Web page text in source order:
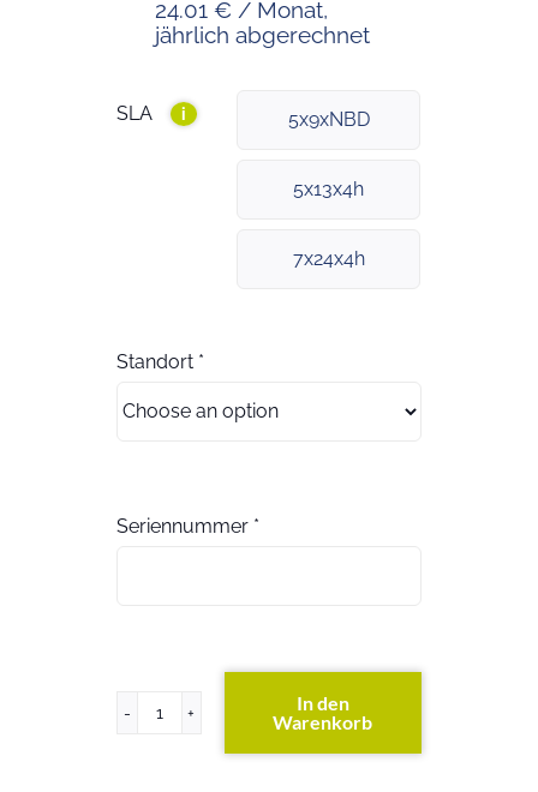
24.01 € / Monat,
jährlich abgerechnet
SLA i 5x9xNBD
5x13x4h
7x24x4h
Standort *
Seriennummer *
HP
In den
Warenkorb